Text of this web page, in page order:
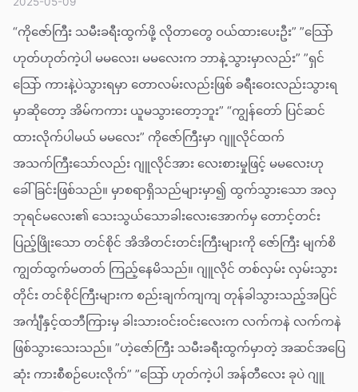
“ကိုဇော်ကြီး သမီးခရီးထွက်ဖို့ လိုတာတွေ ဝယ်ထားပေးဦး” ”သြော်
ဟုတ်ဟုတ်ကဲ့ပါ မမလေး၊ မမလေးက ဘာနဲ့သွားမှာလည်း” ”ရှင်
သြော် ကားနဲ့ပဲသွားရမှာ တောလမ်းလည်းဖြစ် ခရီးဝေးလည်းသွားရ
မှာဆိုတော့ အိမ်ကကား ယူမသွားတော့ဘူး” “ကျွန်တော် ပြင်ဆင်
ထားလိုက်ပါမယ် မမလေး” ကိုဇော်ကြီးမှာ ဂျူလိုင်ထက်
အသက်ကြီးသော်လည်း ဂျူလိုင်အား လေးစားမှုဖြင့် မမလေးဟု
ခေါ်ခြင်းဖြစ်သည်။ မှာစရာရှိသည်များမှာ၍ ထွက်သွားသော အလှ
ဘုရင်မလေး၏ သေးသွယ်သောခါးလေးအောက်မှ တောင့်တင်း
ပြည့်ဖြိုးသော တင်စိုင် အိအိတင်းတင်းကြီးများကို ဇော်ကြီး မျက်စိ
ကျွတ်ထွက်မတတ် ကြည့်နေမိသည်။ ဂျူလိုင် တစ်လှမ်း လှမ်းသွား
တိုင်း တင်စိုင်ကြီးများက စည်းချက်ကျကျ တုန်ခါသွားသည့်အပြင်
အင်္ကျီနှင့်ထဘီကြားမှ ခါးသားဝင်းဝင်းလေးက လက်ကနဲ လက်ကနဲ
ဖြစ်သွားသေးသည်။ ”ဟဲ့ဇော်ကြီး သမီးခရီးထွက်မှာတဲ့ အဆင်အပြေ
ဆုံး ကားစီစဉ်ပေးလိုက်” ”သြော် ဟုတ်ကဲ့ပါ အန်တီလေး ခုပဲ ဂျူ